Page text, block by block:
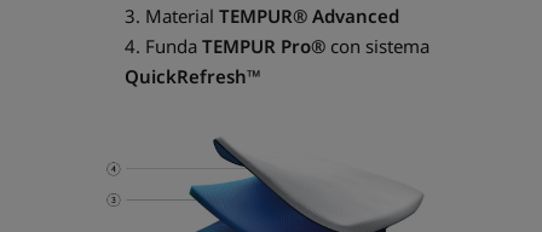
3. Material TEMPUR® Advanced
4. Funda TEMPUR Pro® con sistema
QuickRefresh™